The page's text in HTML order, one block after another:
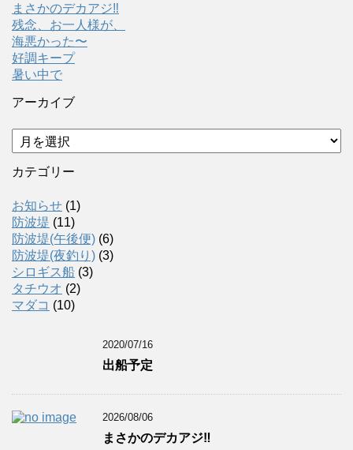
まさかのデカアジ‼️
残念、お一人様が、
海悪かった〜
好調キープ
暑い中で
アーカイブ
ア
ー
カ
ブ
カテゴリー
お知らせ (1)
防波堤 (11)
防波堤(午後便) (6)
防波堤(夜釣り) (3)
シロギス船 (3)
タチウオ (2)
マダコ (10)
2020/07/16
出船予定
2026/08/06
まさかのデカアジ‼️